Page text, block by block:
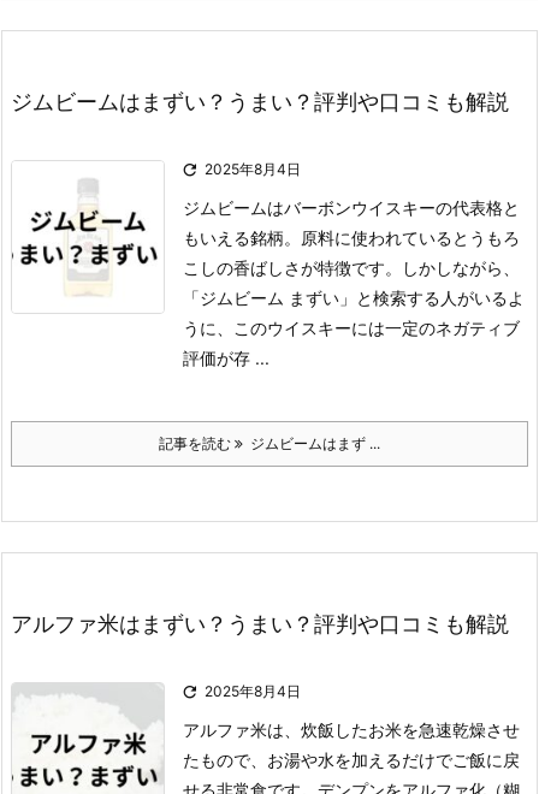
ジムビームはまずい？うまい？評判や口コミも解説
 2025年8月4日
ジムビームはバーボンウイスキーの代表格と
もいえる銘柄。
原料に使われているとうもろ
こしの香ばしさが特徴です。
しかしながら、
「ジムビーム まずい」と検索する人がいるよ
うに、このウイスキーには一定のネガティブ
評価が存 ...
記事を読む ジムビームはまず ...
アルファ米はまずい？うまい？評判や口コミも解説
 2025年8月4日
アルファ米は、炊飯したお米を急速乾燥させ
たもので、お湯や水を加えるだけでご飯に戻
せる非常食です。 デンプンをアルファ化（糊